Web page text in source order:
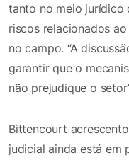
tanto no meio jurídico
riscos relacionados
no campo. “A
garantir que o
não prejudique o
Bittencourt
judicial ainda está em